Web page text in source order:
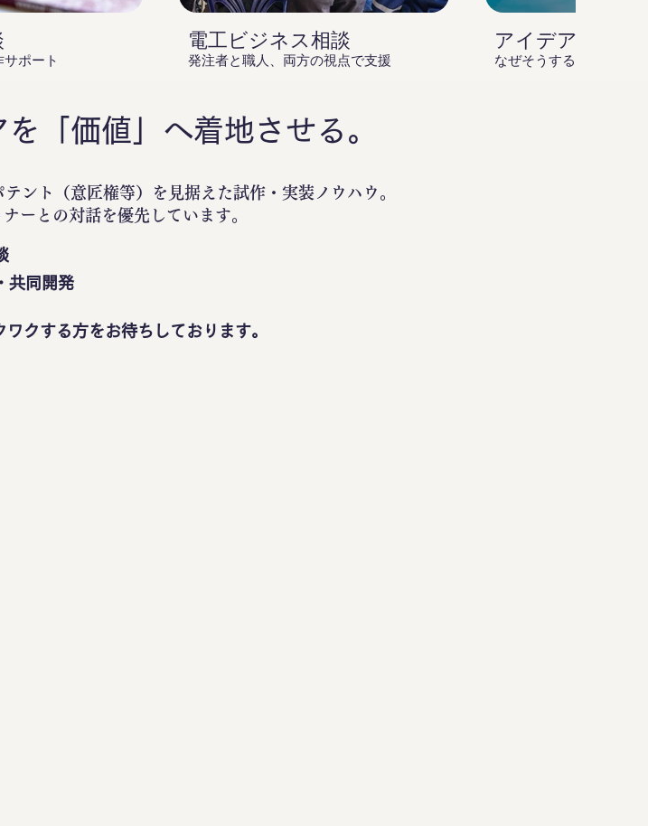
ポート
電工ビジネス相談
発注者と職人、両方の視点で支援
アイデア庵の思
なぜそうするのか？を伝
「価値」へ着地させる。
ント（意匠権等）を見据えた試作・実装ノウハウ。
ーとの対話を優先しています。
共同開発
クする方をお待ちしております。